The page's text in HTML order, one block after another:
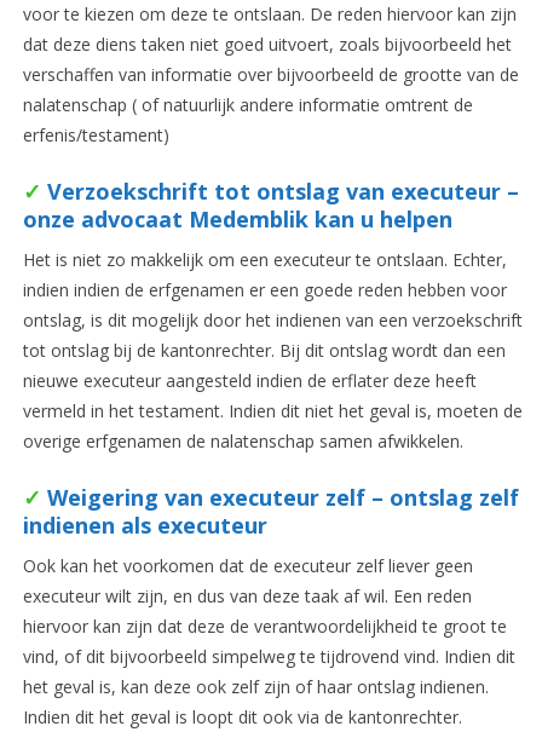
voor te kiezen om deze te ontslaan. De reden hiervoor kan zijn
dat deze diens taken niet goed uitvoert, zoals bijvoorbeeld het
verschaffen van informatie over bijvoorbeeld de grootte van de
nalatenschap ( of natuurlijk andere informatie omtrent de
erfenis/testament)
✓ Verzoekschrift tot ontslag van executeur –
onze advocaat Medemblik kan u helpen
Het is niet zo makkelijk om een executeur te ontslaan. Echter,
indien indien de erfgenamen er een goede reden hebben voor
ontslag, is dit mogelijk door het indienen van een verzoekschrift
tot ontslag bij de kantonrechter. Bij dit ontslag wordt dan een
nieuwe executeur aangesteld indien de erflater deze heeft
vermeld in het testament. Indien dit niet het geval is, moeten de
overige erfgenamen de nalatenschap samen afwikkelen.
✓ Weigering van executeur zelf – ontslag zelf
indienen als executeur
Ook kan het voorkomen dat de executeur zelf liever geen
executeur wilt zijn, en dus van deze taak af wil. Een reden
hiervoor kan zijn dat deze de verantwoordelijkheid te groot te
vind, of dit bijvoorbeeld simpelweg te tijdrovend vind. Indien dit
het geval is, kan deze ook zelf zijn of haar ontslag indienen.
Indien dit het geval is loopt dit ook via de kantonrechter.